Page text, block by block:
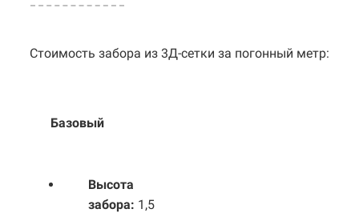
Стоимость забора из 3Д-сетки за погонный метр:
Базовый
Высота
забора: 1,5